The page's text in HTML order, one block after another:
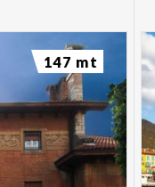
147 mt